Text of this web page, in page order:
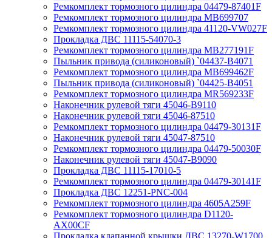
Ремкомплект тормозного цилиндра 04479-87401F
Ремкомплект тормозного цилиндра MB699707
Ремкомплект тормозного цилиндра 41120-VW027F
Прокладка ДВС 11115-54070-3
Ремкомплект тормозного цилиндра MB277191F
Пыльник привода (силиконовый) `04437-B4071
Ремкомплект тормозного цилиндра MB699462F
Пыльник привода (силиконовый) `04425-B4051
Ремкомплект тормозного цилиндра MR569233F
Наконечник рулевой тяги 45046-B9110
Наконечник рулевой тяги 45046-87510
Ремкомплект тормозного цилиндра 04479-30131F
Наконечник рулевой тяги 45047-87510
Ремкомплект тормозного цилиндра 04479-50030F
Наконечник рулевой тяги 45047-B9090
Прокладка ДВС 11115-17010-5
Ремкомплект тормозного цилиндра 04479-30141F
Прокладка ДВС 12251-PNC-004
Ремкомплект тормозного цилиндра 4605A259F
Ремкомплект тормозного цилиндра D1120-
AX00CF
Прокладка клапанной крышки ДВС 13270-W1700